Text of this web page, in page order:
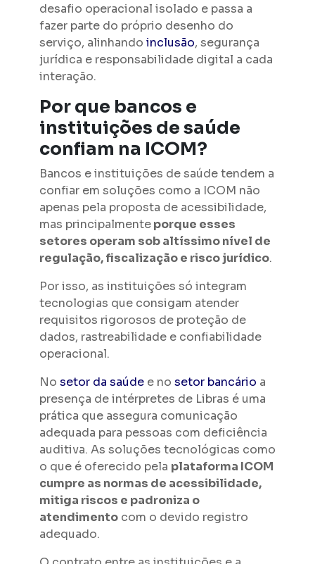
desafio operacional isolado e passa a
fazer parte do próprio desenho do
serviço, alinhando inclusão, segurança
jurídica e responsabilidade digital a cada
interação.
Por que bancos e
instituições de saúde
confiam na ICOM?
Bancos e instituições de saúde tendem a
confiar em soluções como a ICOM não
apenas pela proposta de acessibilidade,
mas principalmenteporque esses
setores operam sob altíssimo nível de
regulação, fiscalização e risco jurídico.
Por isso, as instituições só integram
tecnologias que consigam atender
requisitos rigorosos de proteção de
dados, rastreabilidade e confiabilidade
operacional.
No setor da saúde e no setor bancário a
presença de intérpretes de Libras é uma
prática que assegura comunicação
adequada para pessoas com deficiência
auditiva. As soluções tecnológicas como
o que é oferecido pela plataforma ICOM
cumpre as normas de acessibilidade,
mitiga riscos e padroniza o
atendimento com o devido registro
adequado.